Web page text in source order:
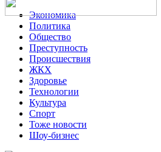
Экономика
Политика
Общество
Преступность
Происшествия
ЖКХ
Здоровье
Технологии
Культура
Спорт
Тоже новости
Шоу-бизнес